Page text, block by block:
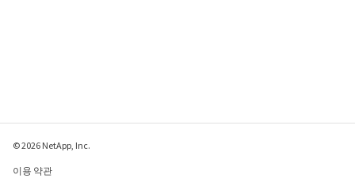
© 2026 NetApp, Inc.
이용 약관